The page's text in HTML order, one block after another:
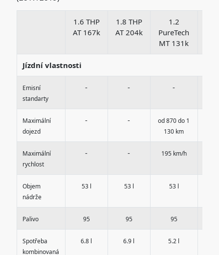
1.6 THP
AT 167k
1.8 THP
AT 204k
1.2
PureTech
MT 131k
Jízdní vlastnosti
Emisní
standarty
- - -
Maximální
dojezd
- -
od 870 do 1
130 km
Maximální
rychlost
- - 195 km/h
Objem
nádrže
53 l 53 l 53 l
Palivo 95 95 95
Spotřeba
kombinovaná
6.8 l 6.9 l 5.2 l